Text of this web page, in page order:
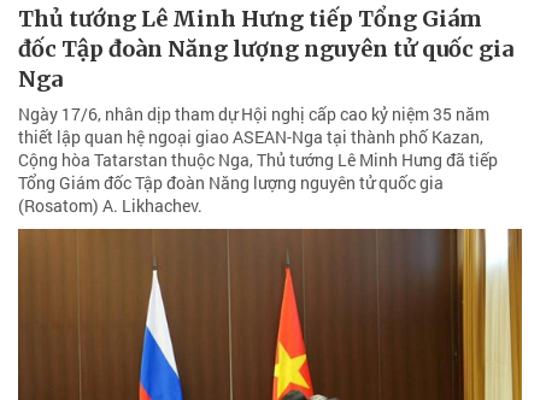
Thủ tướng Lê Minh Hưng tiếp Tổng Giám
đốc Tập đoàn Năng lượng nguyên tử quốc gia
Nga
Ngày 17/6, nhân dịp tham dự Hội nghị cấp cao kỷ niệm 35 năm
thiết lập quan hệ ngoại giao ASEAN-Nga tại thành phố Kazan,
Cộng hòa Tatarstan thuộc Nga, Thủ tướng Lê Minh Hưng đã tiếp
Tổng Giám đốc Tập đoàn Năng lượng nguyên tử quốc gia
(Rosatom) A. Likhachev.